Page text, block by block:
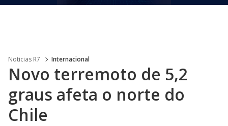
Noticias R7 Internacional
Novo terremoto de 5,2
graus afeta o norte do
Chile